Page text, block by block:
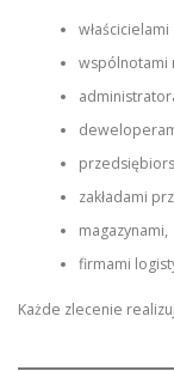
wspólnotami
zakładami
magazynami,
firmami
Każde zlecenie